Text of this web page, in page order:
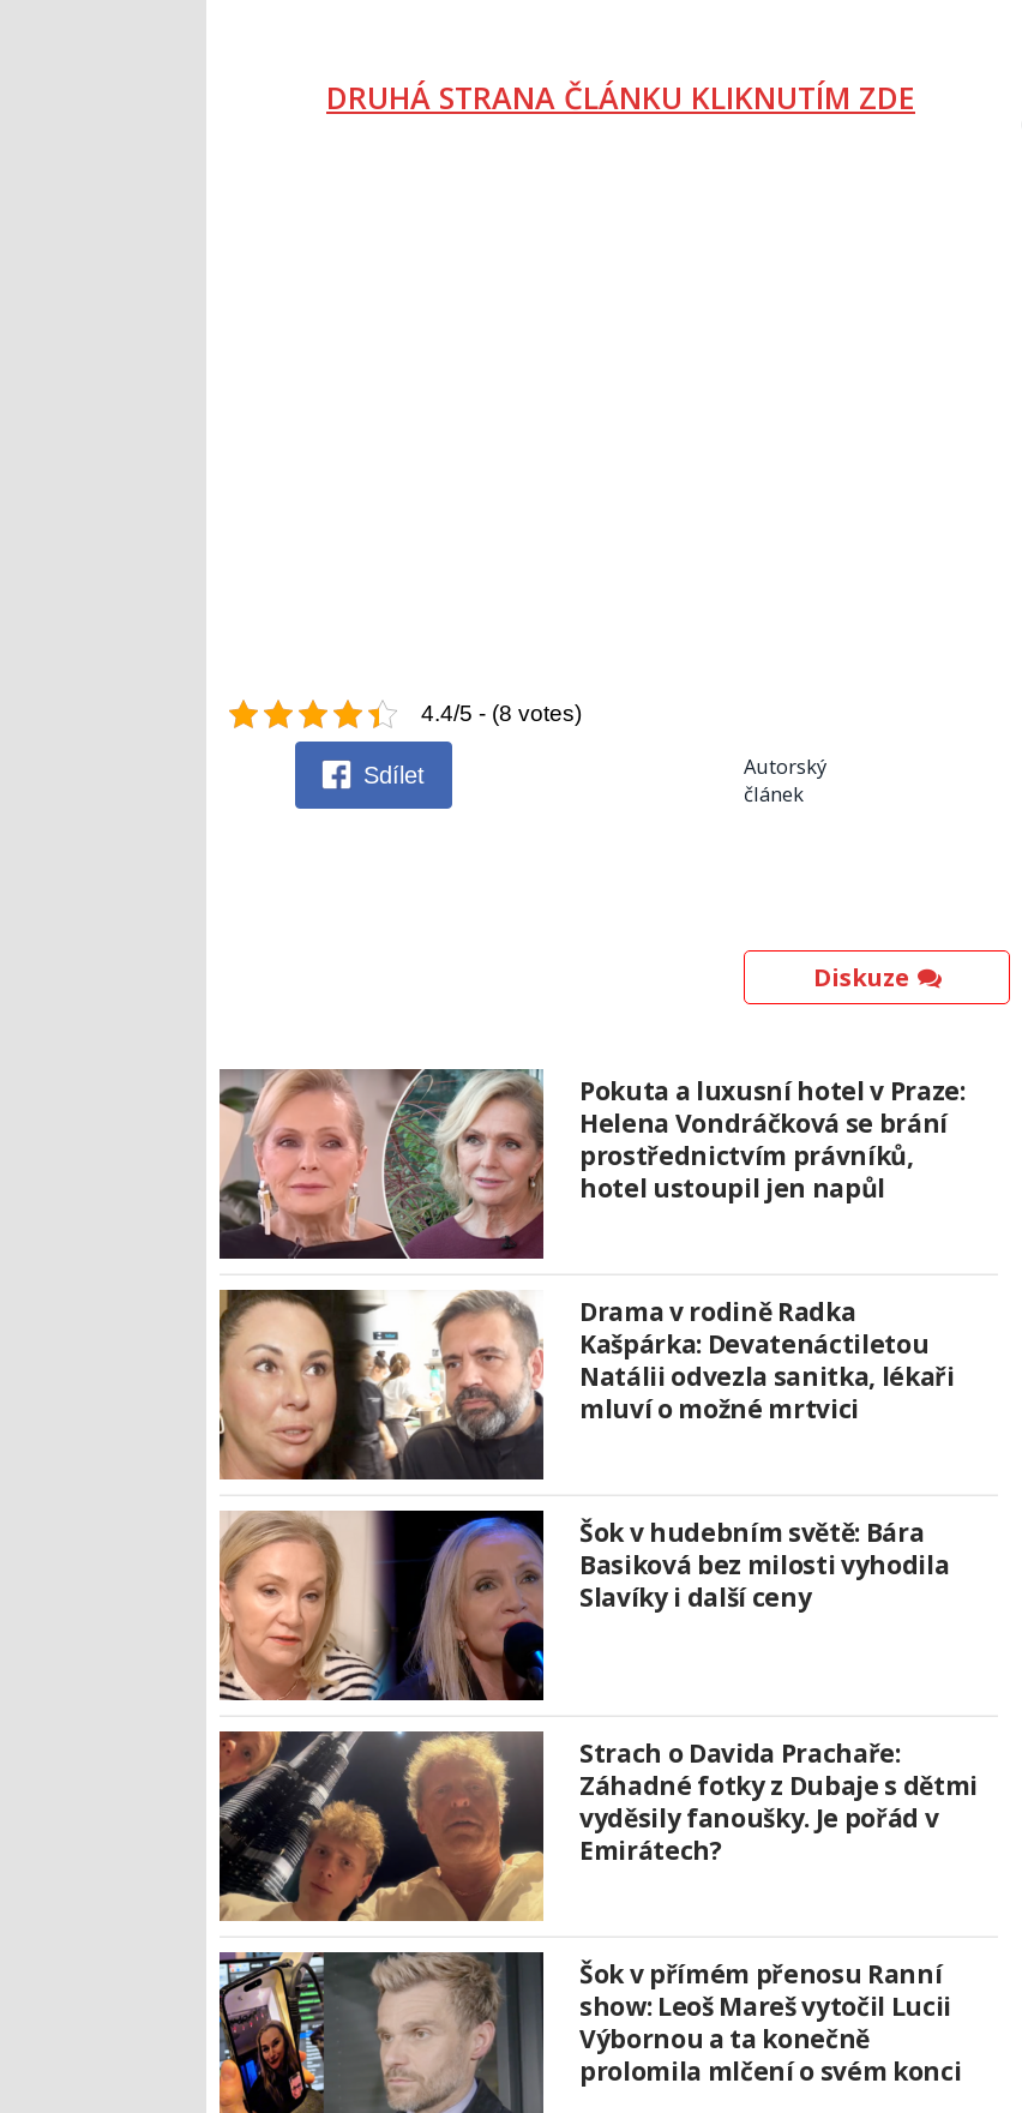
DRUHÁ STRANA ČLÁNKU KLIKNUTÍM ZDE
4.4/5 - (8 votes)
Sdílet
Autorský
článek
Diskuze
Pokuta a luxusní hotel v Praze:
Helena Vondráčková se brání
prostřednictvím právníků,
hotel ustoupil jen napůl
Drama v rodině Radka
Kašpárka: Devatenáctiletou
Natálii odvezla sanitka, lékaři
mluví o možné mrtvici
Šok v hudebním světě: Bára
Basiková bez milosti vyhodila
Slavíky i další ceny
Strach o Davida Prachaře:
Záhadné fotky z Dubaje s dětmi
vyděsily fanoušky. Je pořád v
Emirátech?
Šok v přímém přenosu Ranní
show: Leoš Mareš vytočil Lucii
Výbornou a ta konečně
prolomila mlčení o svém konci